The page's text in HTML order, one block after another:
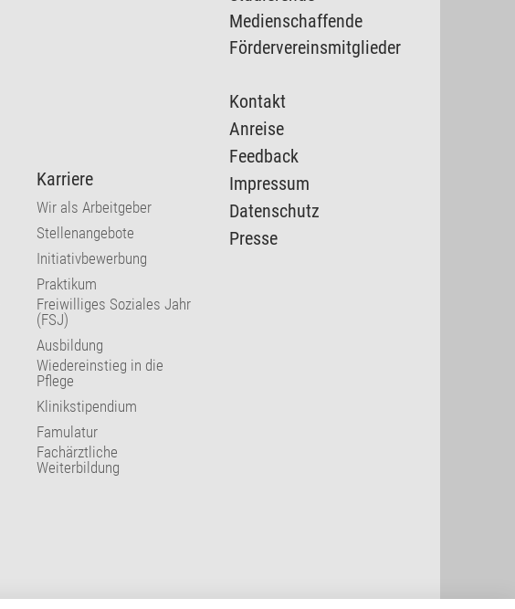
Karriere
Wir als Arbeitgeber
Stellenangebote
Initiativbewerbung
Praktikum
Freiwilliges Soziales Jahr
(FSJ)
Ausbildung
Wiedereinstieg in die
Pflege
Klinikstipendium
Famulatur
Fachärztliche
Weiterbildung
Medienschaffende
Fördervereinsmitglieder
Kontakt
Anreise
Feedback
Impressum
Datenschutz
Presse